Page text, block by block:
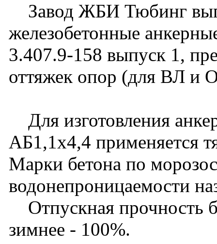
Завод ЖБИ Тюбинг
железобетонные
3.407.9-158 выпуск 1,
оттяжек опор (для ВЛ и
Для изготовления
АБ1,1х4,4 применяется
Марки бетона по
водонепроницаемости
Отпускная прочность
зимнее - 100%.